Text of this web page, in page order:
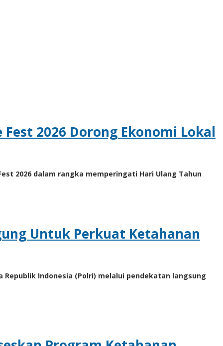
2026 Dorong Ekonomi Lokal
2026 dalam rangka memperingati Hari Ulang Tahun
Untuk Perkuat Ketahanan
Indonesia (Polri) melalui pendekatan langsung